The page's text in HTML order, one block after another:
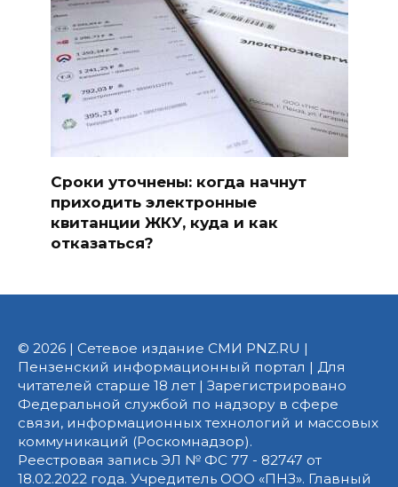
Сроки уточнены: когда начнут
приходить электронные
квитанции ЖКУ, куда и как
отказаться?
© 2026 | Сетевое издание СМИ PNZ.RU |
Пензенский информационный портал | Для
читателей старше 18 лет | Зарегистрировано
Федеральной службой по надзору в сфере
связи, информационных технологий и массовых
коммуникаций (Роскомнадзор).
Реестровая запись ЭЛ № ФС 77 - 82747 от
18.02.2022 года. Учредитель ООО «ПНЗ». Главный